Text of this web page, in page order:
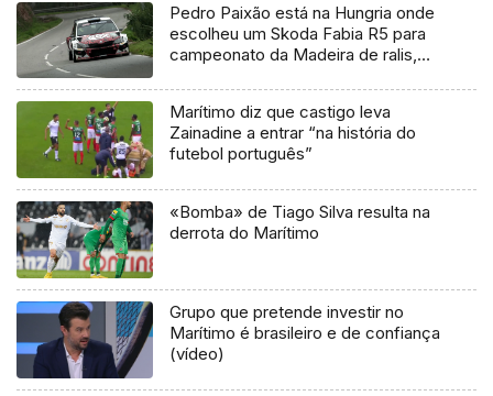
Pedro Paixão está na Hungria onde
escolheu um Skoda Fabia R5 para
campeonato da Madeira de ralis,
Henriques
Marítimo diz que castigo leva
Zainadine a entrar “na história do
futebol português”
«Bomba» de Tiago Silva resulta na
derrota do Marítimo
Grupo que pretende investir no
Marítimo é brasileiro e de confiança
(vídeo)